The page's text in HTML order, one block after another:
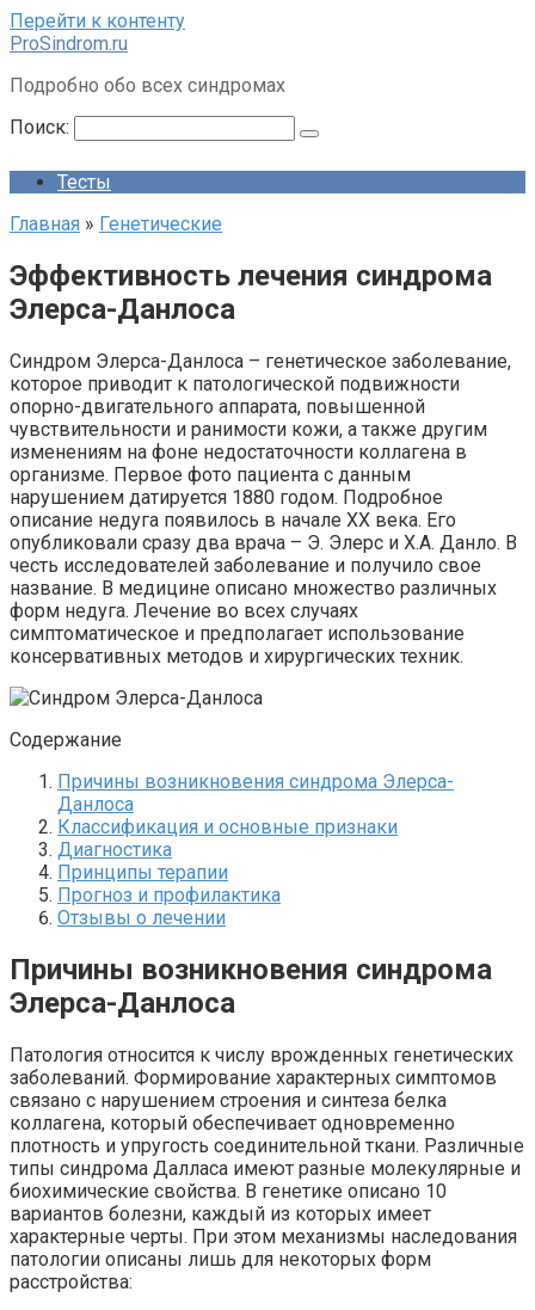
Перейти к контенту
ProSindrom.ru
Подробно обо всех синдромах
Поиск:
Тесты
Главная » Генетические
Эффективность лечения синдрома
Элерса-Данлоса
Синдром Элерса-Данлоса – генетическое заболевание,
которое приводит к патологической подвижности
опорно-двигательного аппарата, повышенной
чувствительности и ранимости кожи, а также другим
изменениям на фоне недостаточности коллагена в
организме. Первое фото пациента с данным
нарушением датируется 1880 годом. Подробное
описание недуга появилось в начале XX века. Его
опубликовали сразу два врача – Э. Элерс и Х.А. Данло. В
честь исследователей заболевание и получило свое
название. В медицине описано множество различных
форм недуга. Лечение во всех случаях
симптоматическое и предполагает использование
консервативных методов и хирургических техник.
Содержание
Причины возникновения синдрома Элерса-
Данлоса
Классификация и основные признаки
Диагностика
Принципы терапии
Прогноз и профилактика
Отзывы о лечении
Причины возникновения синдрома
Элерса-Данлоса
Патология относится к числу врожденных генетических
заболеваний. Формирование характерных симптомов
связано с нарушением строения и синтеза белка
коллагена, который обеспечивает одновременно
плотность и упругость соединительной ткани. Различные
типы синдрома Далласа имеют разные молекулярные и
биохимические свойства. В генетике описано 10
вариантов болезни, каждый из которых имеет
характерные черты. При этом механизмы наследования
патологии описаны лишь для некоторых форм
расстройства: